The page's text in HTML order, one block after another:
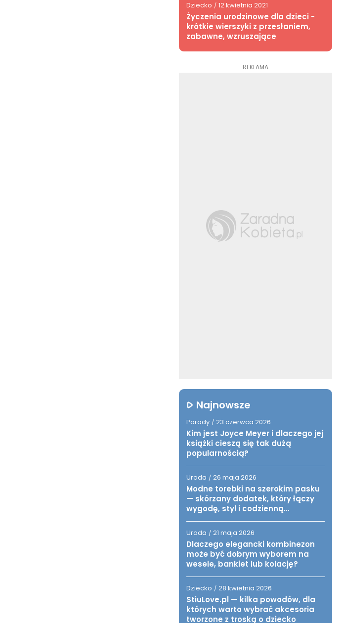
Dziecko / 12 kwietnia 2021
Życzenia urodzinowe dla dzieci -
krótkie wierszyki z przesłaniem,
zabawne, wzruszające
REKLAMA
Najnowsze
Porady / 23 czerwca 2026
Kim jest Joyce Meyer i dlaczego jej
książki cieszą się tak dużą
popularnością?
Uroda / 26 maja 2026
Modne torebki na szerokim pasku
— skórzany dodatek, który łączy
wygodę, styl i codzienną
Uroda / 21 maja 2026
Dlaczego elegancki kombinezon
może być dobrym wyborem na
wesele, bankiet lub kolację?
Dziecko / 28 kwietnia 2026
StiuLove.pl — kilka powodów, dla
których warto wybrać akcesoria
tworzone z troską o dziecko